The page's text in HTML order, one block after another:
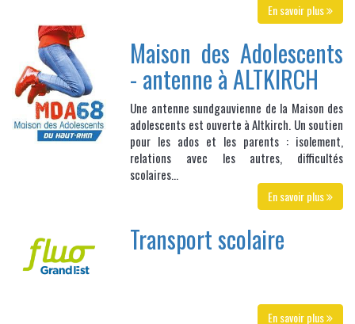
En savoir plus
Maison des Adolescents
- antenne à ALTKIRCH
Une antenne sundgauvienne de la Maison des
adolescents est ouverte à Altkirch. Un soutien
pour les ados et les parents : isolement,
relations avec les autres, difficultés
scolaires...
En savoir plus
Transport scolaire
En savoir plus